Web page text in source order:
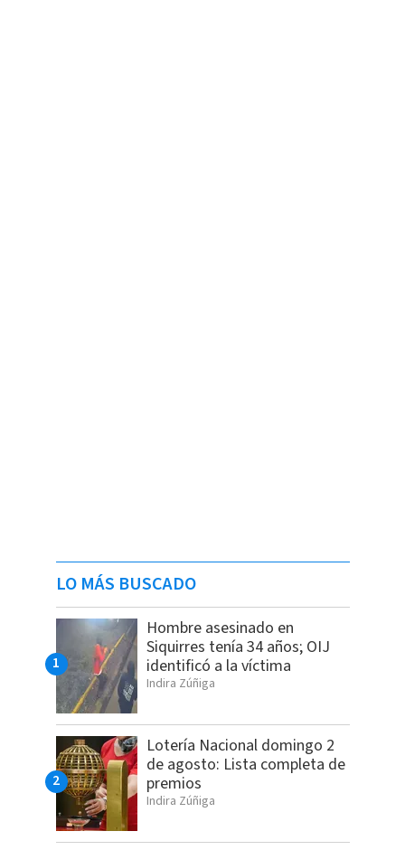
LO MÁS BUSCADO
Hombre asesinado en
Siquirres tenía 34 años; OIJ
identificó a la víctima
Indira Zúñiga
Lotería Nacional domingo 2
de agosto: Lista completa de
premios
Indira Zúñiga